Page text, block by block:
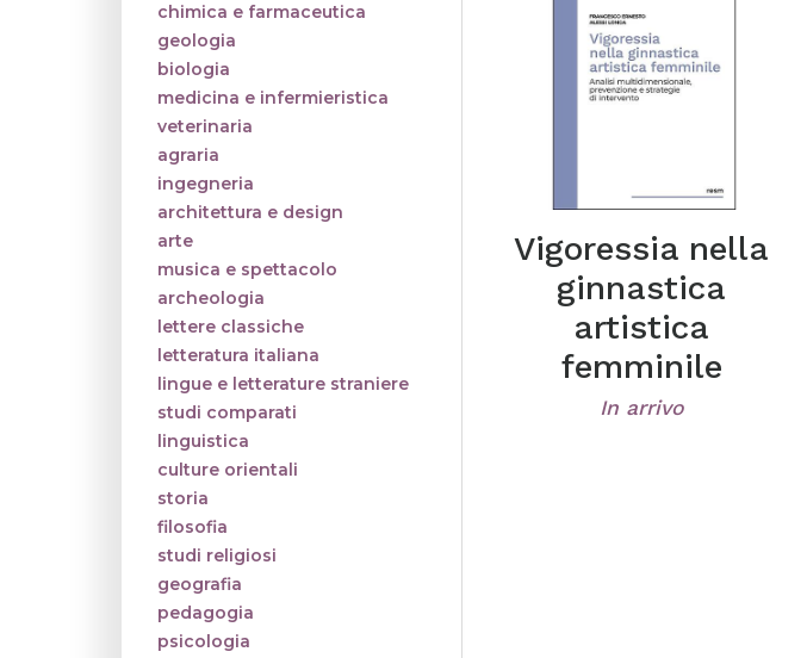
chimica e farmaceutica
geologia
biologia
medicina e infermieristica
veterinaria
agraria
ingegneria
architettura e design
arte
musica e spettacolo
archeologia
lettere classiche
letteratura italiana
lingue e letterature straniere
studi comparati
linguistica
culture orientali
storia
filosofia
studi religiosi
geografia
pedagogia
psicologia
Vigoressia nella
ginnastica
artistica
femminile
In arrivo